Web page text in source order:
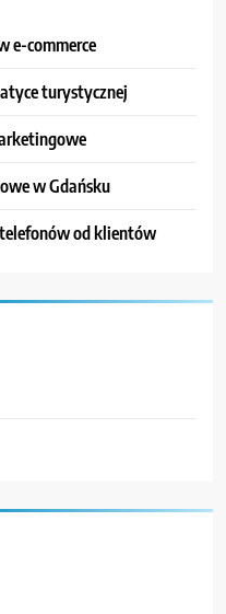
e-commerce
turystycznej
w Gdańsku
telefonów od klientów